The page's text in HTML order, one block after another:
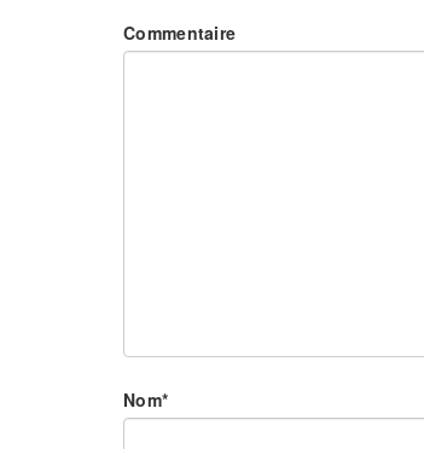
Commentaire
Nom*